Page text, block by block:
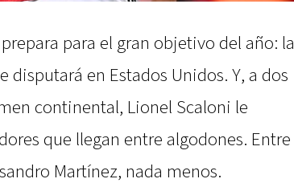
para el gran objetivo del año: la
disputará en Estados Unidos. Y, a dos
continental, Lionel Scaloni le
que llegan entre algodones. Entre
Martínez, nada menos.